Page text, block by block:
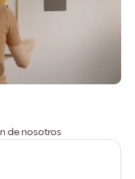
de nosotros